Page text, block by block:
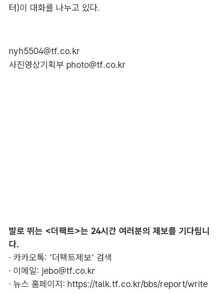
터)이 대화를 나누고 있다.
nyh5504@tf.co.kr
사진영상기획부 photo@tf.co.kr
발로 뛰는 <더팩트>는 24시간 여러분의 제보를 기다립니
다.
· 카카오톡: '더팩트제보' 검색
· 이메일: jebo@tf.co.kr
· 뉴스 홈페이지: https://talk.tf.co.kr/bbs/report/write